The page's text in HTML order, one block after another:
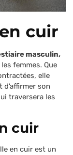
cuir
masculin,
femmes. Que
elle
d’affirmer son
traversera les
cuir
en cuir est un